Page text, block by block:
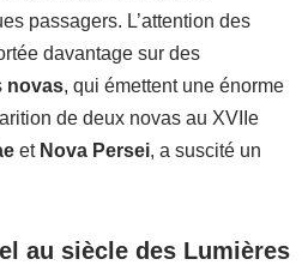
passagers. L’attention des
davantage sur des
novas, qui émettent une énorme
de deux novas au XVIIe
et Nova Persei, a suscité un
au siècle des Lumières